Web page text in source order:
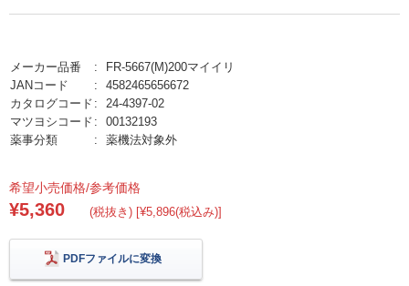
メーカー品番
FR-5667(M)200マイイリ
JANコード
4582465656672
カタログコード
24-4397-02
マツヨシコード
00132193
薬事分類
薬機法対象外
希望小売価格/参考価格
¥5,360 (税抜き) [¥5,896(税込み)]
PDFファイルに変換